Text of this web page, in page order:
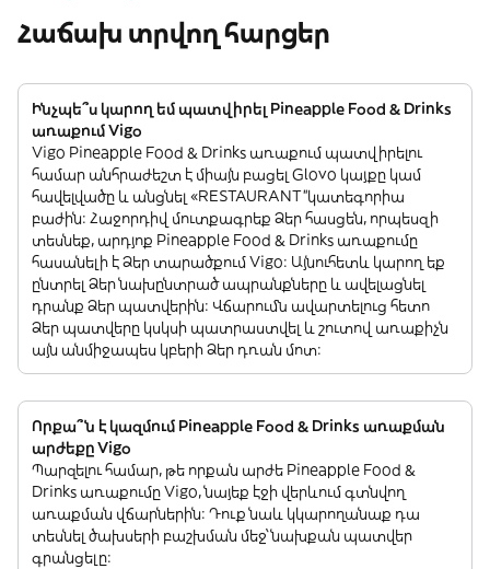
Հաճախ տրվող հարցեր
Ինչպե՞ս կարող եմ պատվիրել Pineapple Food & Drinks
առաքում Vigo
Vigo Pineapple Food & Drinks առաքում պատվիրելու
համար անհրաժեշտ է միայն բացել Glovo կայքը կամ
հավելվածը և անցնել «RESTAURANT”կատեգորիա
բաժին: Հաջորդիվ մուտքագրեք Ձեր հասցեն, որպեսզի
տեսնեք, արդյոք Pineapple Food & Drinks առաքումը
հասանելի է Ձեր տարածքում Vigo: Այնուհետև կարող եք
ընտրել Ձեր նախընտրած ապրանքները և ավելացնել
դրանք Ձեր պատվերին: Վճարումն ավարտելուց հետո
Ձեր պատվերը կսկսի պատրաստվել և շուտով առաքիչն
այն անմիջապես կբերի Ձեր դռան մոտ:
Որքա՞ն է կազմում Pineapple Food & Drinks առաքման
արժեքը Vigo
Պարզելու համար, թե որքան արժե Pineapple Food &
Drinks առաքումը Vigo, նայեք էջի վերևում գտնվող
առաքման վճարներին: Դուք նաև կկարողանաք դա
տեսնել ծախսերի բաշխման մեջ՝ նախքան պատվեր
գրանցելը: